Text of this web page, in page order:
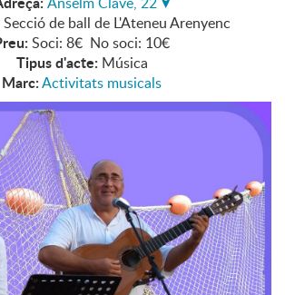
Secció de ball de L'Ateneu Arenyenc
Soci: 8€ No soci: 10€
Tipus d'acte: Música
Marc:Activitats musicals